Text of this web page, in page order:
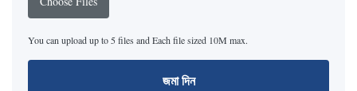
You can upload up to 5 files and Each file sized 10M max.
জমা দিন